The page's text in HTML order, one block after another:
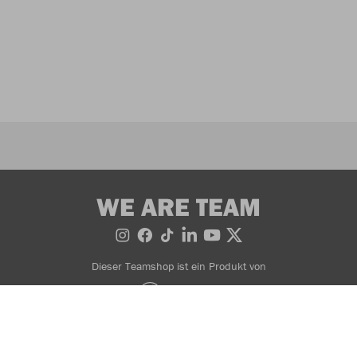
WE ARE TEAM
Dieser Teamshop ist ein Produkt von